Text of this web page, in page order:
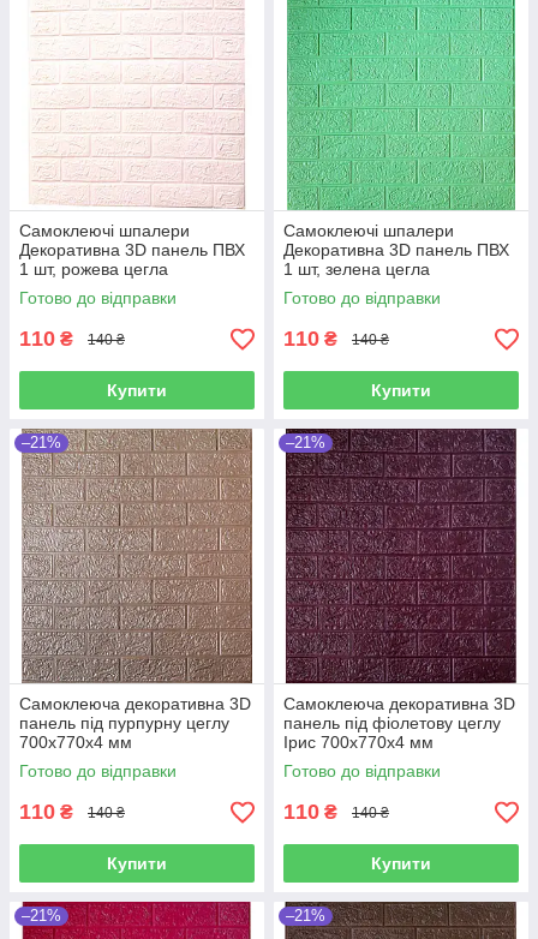
Самоклеючі шпалери
Декоративна 3D панель ПВХ
1 шт, рожева цегла
700х770х4мм
Готово до відправки
110 ₴ 140 ₴
Купити
Самоклеючі шпалери
Декоративна 3D панель ПВХ
1 шт, зелена цегла
700х770х4мм
Готово до відправки
110 ₴ 140 ₴
Купити
–21%
Самоклеюча декоративна 3D
панель під пурпурну цеглу
700x770x4 мм
Готово до відправки
110 ₴ 140 ₴
Купити
–21%
Самоклеюча декоративна 3D
панель під фіолетову цеглу
Ірис 700x770x4 мм
Готово до відправки
110 ₴ 140 ₴
Купити
–21% –21%